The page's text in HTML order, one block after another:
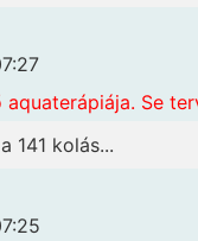
aquaterápiája. Se
141 kolás...